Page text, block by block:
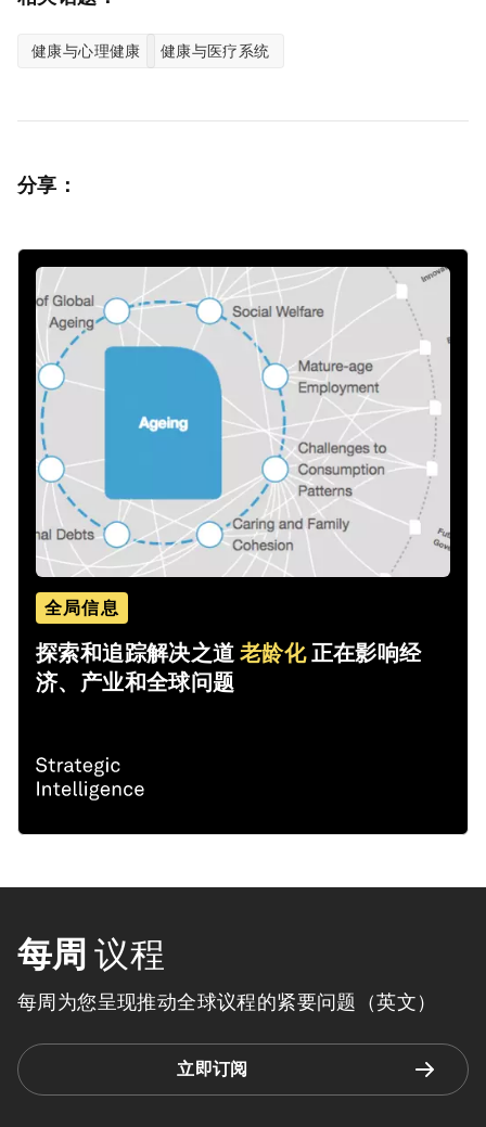
健康与心理健康 健康与医疗系统
分享：
全局信息
探索和追踪解决之道老龄化正在影响经
济、产业和全球问题
每周 议程
每周为您呈现推动全球议程的紧要问题（英文）
立即订阅